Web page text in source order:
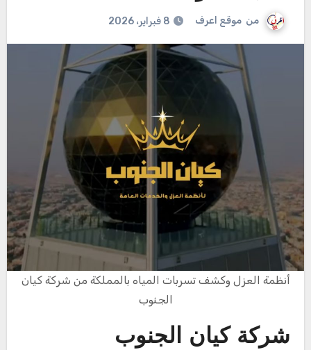
من موقع اعرف 8 فبراير، 2026
أنظمة العزل وكشف تسربات المياه بالمملكة من شركة كيان
الجنوب
شركة كيان الجنوب